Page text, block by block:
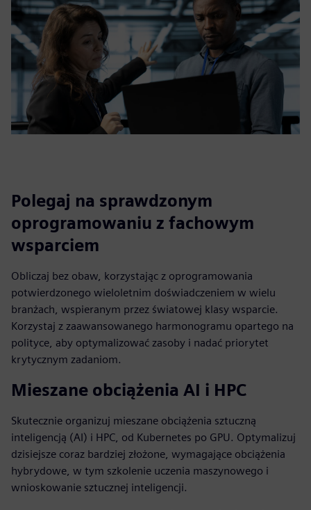
Polegaj na sprawdzonym
oprogramowaniu z fachowym
wsparciem
Obliczaj bez obaw, korzystając z oprogramowania
potwierdzonego wieloletnim doświadczeniem w wielu
branżach, wspieranym przez światowej klasy wsparcie.
Korzystaj z zaawansowanego harmonogramu opartego na
polityce, aby optymalizować zasoby i nadać priorytet
krytycznym zadaniom.
Mieszane obciążenia AI i HPC
Skutecznie organizuj mieszane obciążenia sztuczną
inteligencją (AI) i HPC, od Kubernetes po GPU. Optymalizuj
dzisiejsze coraz bardziej złożone, wymagające obciążenia
hybrydowe, w tym szkolenie uczenia maszynowego i
wnioskowanie sztucznej inteligencji.